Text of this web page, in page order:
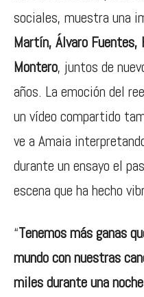
sociales, muestra una
Martín, Álvaro Fuentes,
Montero, juntos de
años. La emoción del
un vídeo compartido
ve a Amaia
durante un ensayo el
escena que ha hecho
“Tenemos más ganas
mundo con nuestras
miles durante una